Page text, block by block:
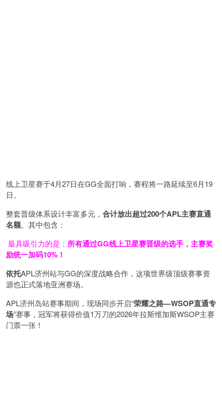
线上卫星赛于4月27日在GG全面打响，赛程将一路延续至6月19
日。
整套晋级体系设计丰富多元， 合计放出超过200个APL主赛直通
名额。其中包含：
最具吸引力的是： 所有通过GG线上卫星赛晋级的选手，主赛奖
励统一加码10% ！
依托APL济州站与GG的深度战略合作，这项世界级顶级赛事资
源也正式落地亚洲赛场。
APL济州岛站赛事期间，现场同步开启“荣耀之路—WSOP直通专
场”赛事，冠军将获得价值1万刀的2026年拉斯维加斯WSOP主赛
门票一张！